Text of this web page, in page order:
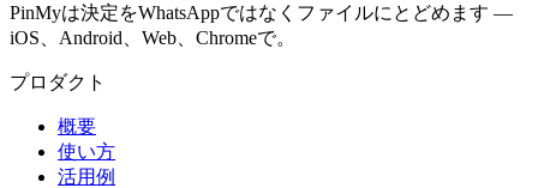
PinMyは決定をWhatsAppではなくファイルにとどめます —
iOS、Android、Web、Chromeで。
プロダクト
概要
使い方
活用例